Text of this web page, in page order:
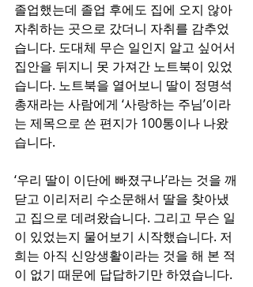
졸업했는데 졸업 후에도 집에 오지 않아
자취하는 곳으로 갔더니 자취를 감추었
습니다. 도대체 무슨 일인지 알고 싶어서
집안을 뒤지니 못 가져간 노트북이 있었
습니다. 노트북을 열어보니 딸이 정명석
총재라는 사람에게 ‘사랑하는 주님’이라
는 제목으로 쓴 편지가 100통이나 나왔
습니다.
‘우리 딸이 이단에 빠졌구나’라는 것을 깨
닫고 이리저리 수소문해서 딸을 찾아냈
고 집으로 데려왔습니다. 그리고 무슨 일
이 있었는지 물어보기 시작했습니다. 저
희는 아직 신앙생활이라는 것을 해 본 적
이 없기 때문에 답답하기만 하였습니다.